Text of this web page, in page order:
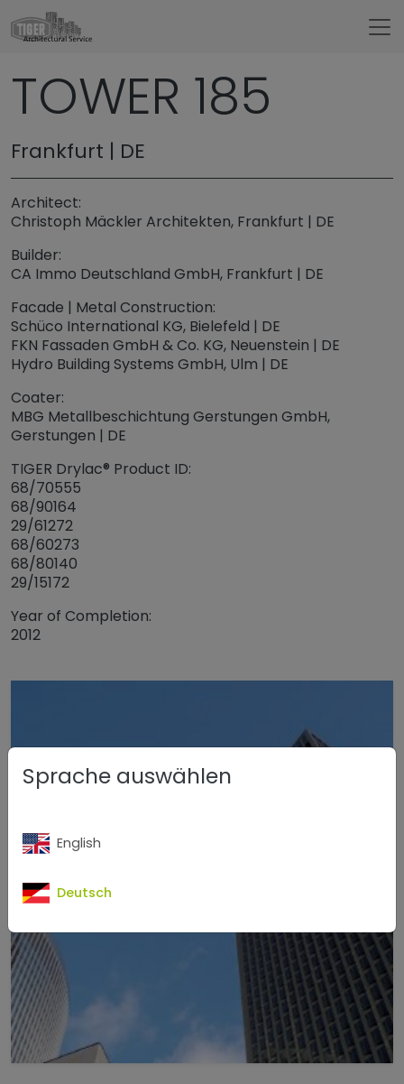
Referenzen
TOWER 185
Frankfurt | DE
Architect:
Christoph Mäckler Architekten, Frankfurt | DE
Builder:
CA Immo Deutschland GmbH, Frankfurt | DE
Facade | Metal Construction:
Schüco International KG, Bielefeld | DE
FKN Fassaden GmbH & Co. KG, Neuenstein | DE
Hydro Building Systems GmbH, Ulm | DE
Coater:
MBG Metallbeschichtung Gerstungen GmbH,
Gerstungen | DE
TIGER Drylac® Product ID:
68/70555
68/90164
29/61272
68/60273
68/80140
29/15172
Year of Completion:
2012
Sprache auswählen
English
Deutsch